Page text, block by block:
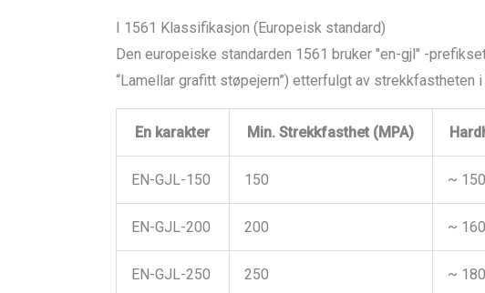
I 1561 Klassifikasjon (Europeisk standard)
Den europeiske standarden 1561 bruker "en-gjl" -
“Lamellar grafitt støpejern”) etterfulgt av strekkfastheten i
En karakter Min. Strekkfasthet (MPA)
EN-GJL-150 150 ~ 150
EN-GJL-200 200 ~
EN-GJL-250 250 ~